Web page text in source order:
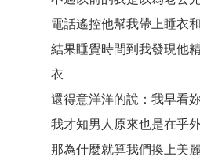
電話遙控他幫我帶上睡衣
結果睡覺時間到我發現他
衣
還得意洋洋的說：我早看
我才知男人原來也是在乎
那為什麼就算我們換上美